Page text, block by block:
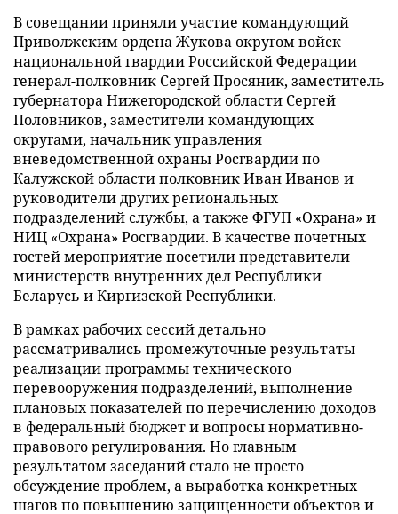
В совещании приняли участие командующий
Приволжским ордена Жукова округом войск
национальной гвардии Российской Федерации
генерал-полковник Сергей Просяник, заместитель
губернатора Нижегородской области Сергей
Половников, заместители командующих
округами, начальник управления
вневедомственной охраны Росгвардии по
Калужской области полковник Иван Иванов и
руководители других региональных
подразделений службы, а также ФГУП «Охрана» и
НИЦ «Охрана» Росгвардии. В качестве почетных
гостей мероприятие посетили представители
министерств внутренних дел Республики
Беларусь и Киргизской Республики.
В рамках рабочих сессий детально
рассматривались промежуточные результаты
реализации программы технического
перевооружения подразделений, выполнение
плановых показателей по перечислению доходов
в федеральный бюджет и вопросы нормативно-
правового регулирования. Но главным
результатом заседаний стало не просто
обсуждение проблем, а выработка конкретных
шагов по повышению защищенности объектов и